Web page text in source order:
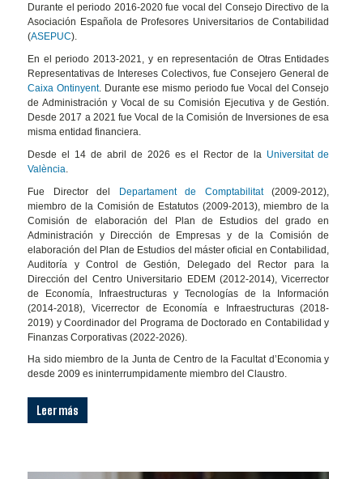
Durante el periodo 2016-2020 fue vocal del Consejo Directivo de la
Asociación Española de Profesores Universitarios de Contabilidad
(ASEPUC).
En el periodo 2013-2021, y en representación de Otras Entidades
Representativas de Intereses Colectivos, fue Consejero General de
Caixa Ontinyent. Durante ese mismo periodo fue Vocal del Consejo
de Administración y Vocal de su Comisión Ejecutiva y de Gestión.
Desde 2017 a 2021 fue Vocal de la Comisión de Inversiones de esa
misma entidad financiera.
Desde el 14 de abril de 2026 es el Rector de la Universitat de
València
Fue Director del Departament de Comptabilitat(2009-2012),
miembro de la Comisión de Estatutos (2009-2013), miembro de la
Comisión de elaboración del Plan de Estudios del grado en
Administración y Dirección de Empresas y de la Comisión de
elaboración del Plan de Estudios del máster oficial en Contabilidad,
Auditoría y Control de Gestión, Delegado del Rector para la
Dirección del Centro Universitario EDEM (2012-2014), Vicerrector
de Economía, Infraestructuras y Tecnologías de la Información
(2014-2018), Vicerrector de Economía e Infraestructuras (2018-
2019) y Coordinador del Programa de Doctorado en Contabilidad y
Finanzas Corporativas (2022-2026).
Ha sido miembro de la Junta de Centro de la Facultat d’Economia y
desde 2009 es ininterrumpidamente miembro del Claustro.
Leer más